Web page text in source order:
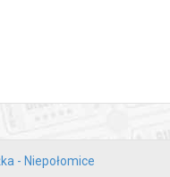
- Niepołomice